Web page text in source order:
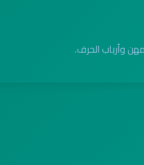
وأرباب الحرف.